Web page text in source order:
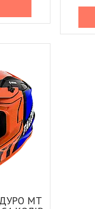
MT